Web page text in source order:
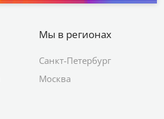
Мы в регионах
Санкт-Петербург
Москва